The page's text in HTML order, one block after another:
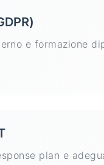
e formazione
plan e